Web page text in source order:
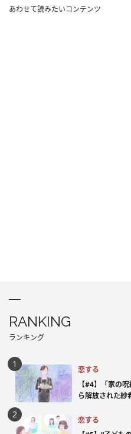
あわせて読みたいコンテンツ
RANKING
ランキング
恋する
【#4】「家の
ら解放された紗
恋する